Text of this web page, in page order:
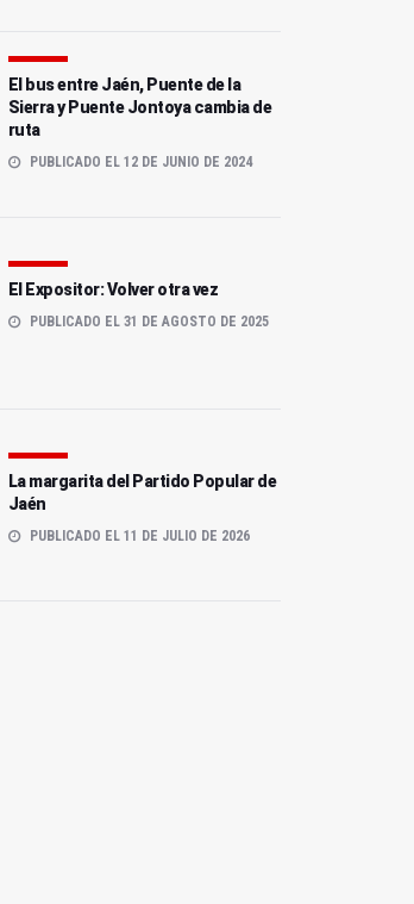
El bus entre Jaén, Puente de la
Sierra y Puente Jontoya cambia de
ruta
PUBLICADO EL 12 DE JUNIO DE 2024
El Expositor: Volver otra vez
PUBLICADO EL 31 DE AGOSTO DE 2025
La margarita del Partido Popular de
Jaén
PUBLICADO EL 11 DE JULIO DE 2026